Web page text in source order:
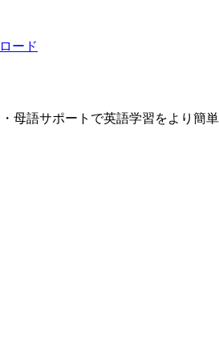
ード
母語サポートで英語学習をより簡単